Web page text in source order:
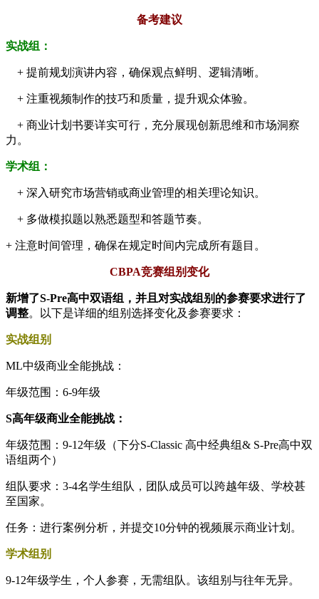
备考建议
实战组：
+ 提前规划演讲内容，确保观点鲜明、逻辑清晰。
+ 注重视频制作的技巧和质量，提升观众体验。
+ 商业计划书要详实可行，充分展现创新思维和市场洞察
力。
学术组：
+ 深入研究市场营销或商业管理的相关理论知识。
+ 多做模拟题以熟悉题型和答题节奏。
+ 注意时间管理，确保在规定时间内完成所有题目。
CBPA竞赛组别变化
新增了S-Pre高中双语组，并且对实战组别的参赛要求进行了
调整。以下是详细的组别选择变化及参赛要求：
实战组别
ML中级商业全能挑战：
年级范围：6-9年级
S高年级商业全能挑战：
年级范围：9-12年级（下分S-Classic 高中经典组& S-Pre高中双
语组两个）
组队要求：3-4名学生组队，团队成员可以跨越年级、学校甚
至国家。
任务：进行案例分析，并提交10分钟的视频展示商业计划。
学术组别
9-12年级学生，个人参赛，无需组队。该组别与往年无异。